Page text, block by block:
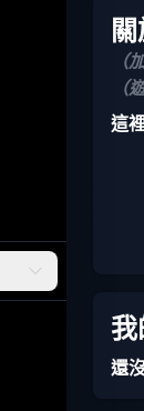
（
（
這
我
還